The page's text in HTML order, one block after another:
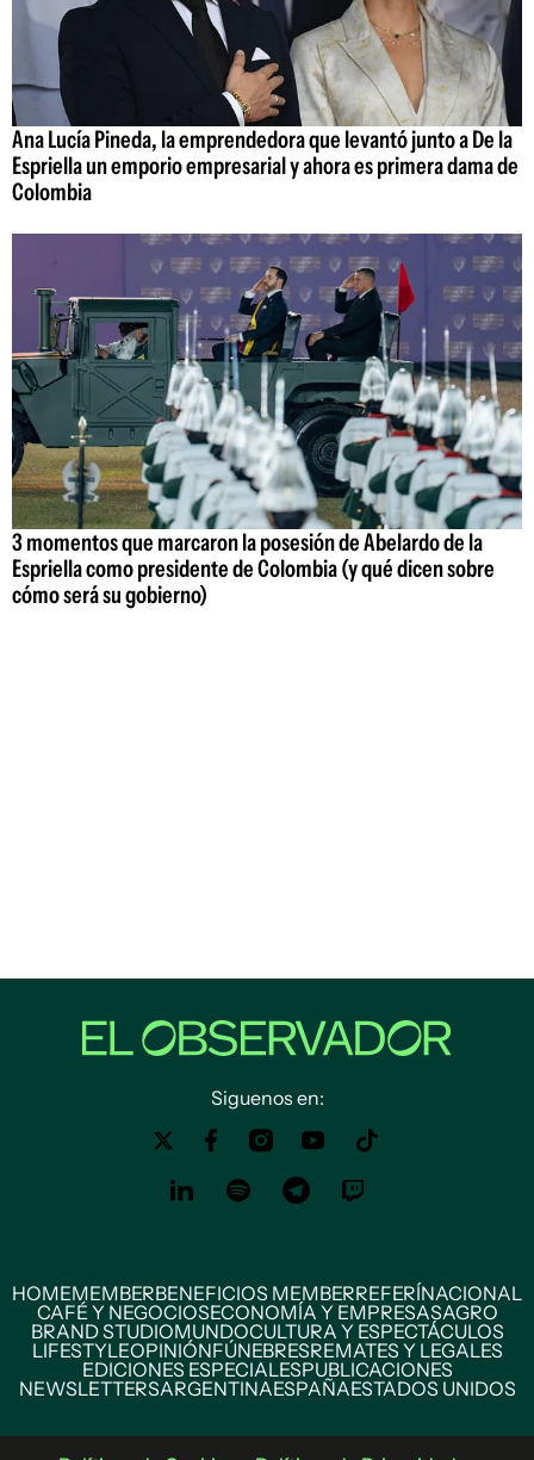
Ana Lucía Pineda, la emprendedora que levantó junto a De la
Espriella un emporio empresarial y ahora es primera dama de
Colombia
3 momentos que marcaron la posesión de Abelardo de la
Espriella como presidente de Colombia (y qué dicen sobre
cómo será su gobierno)
Siguenos en:
HOMEMEMBERBENEFICIOS MEMBERREFERÍNACIONAL
CAFÉ Y NEGOCIOSECONOMÍA Y EMPRESASAGRO
BRAND STUDIOMUNDOCULTURA Y ESPECTÁCULOS
LIFESTYLEOPINIÓNFÚNEBRESREMATES Y LEGALES
EDICIONES ESPECIALESPUBLICACIONES
NEWSLETTERSARGENTINAESPAÑAESTADOS UNIDOS